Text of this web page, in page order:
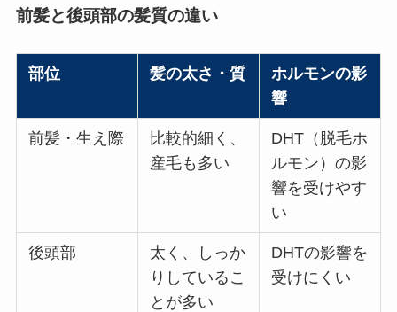
前髪と後頭部の髪質の違い
部位 髪の太さ・質
ホルモンの影
響
前髪・生え際
比較的細く、
産毛も多い
DHT（脱毛ホ
ルモン）の影
響を受けやす
い
後頭部
太く、しっか
りしているこ
とが多い
DHTの影響を
受けにくい